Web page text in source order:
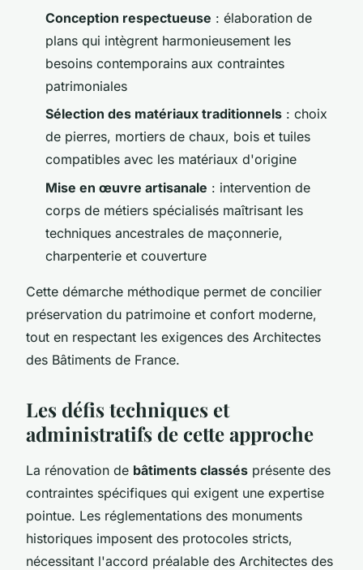
Conception respectueuse : élaboration de
plans qui intègrent harmonieusement les
besoins contemporains aux contraintes
patrimoniales
Sélection des matériaux traditionnels : choix
de pierres, mortiers de chaux, bois et tuiles
compatibles avec les matériaux d'origine
Mise en œuvre artisanale : intervention de
corps de métiers spécialisés maîtrisant les
techniques ancestrales de maçonnerie,
charpenterie et couverture
Cette démarche méthodique permet de concilier
préservation du patrimoine et confort moderne,
tout en respectant les exigences des Architectes
des Bâtiments de France.
Les défis techniques et
administratifs de cette approche
La rénovation de bâtiments classés présente des
contraintes spécifiques qui exigent une expertise
pointue. Les réglementations des monuments
historiques imposent des protocoles stricts,
nécessitant l'accord préalable des Architectes des